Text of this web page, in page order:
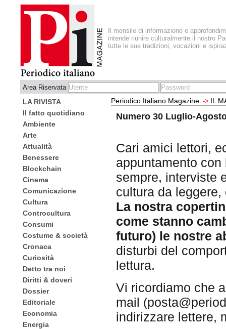
Il mensile di informazione e
intende riunire culturalmente il nostro
tutte le sue tradizioni, vocazioni e
Area Riservata
LA RIVISTA
Il fatto quotidiano
Ambiente
Arte
Attualità
Benessere
Blockchain
Cinema
Comunicazione
Cultura
Controcultura
Consumi
Costume & società
Cronaca
Curiosità
Detto tra noi
Diritti & doveri
Dossier
Editoriale
Economia
Energia
Periodico Italiano Magazine -> IL
Numero 30 Luglio-
Cari amici lettori,
appuntamento
sempre, interviste
cultura da
La nostra
come stanno
futuro) le nostre
disturbi del
lettura.
Vi ricordiamo che
mail
indirizzare lettere,